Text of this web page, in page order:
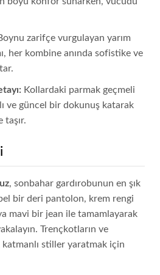
zarifçe vurgulayan yarım
her kombine anında sofistike ve
Kollardaki parmak geçmeli
ve güncel bir dokunuş katarak
taşır.
, sonbahar gardırobunun en şık
bir deri pantolon, krem rengi
mavi bir jean ile tamamlayarak
Trençkotların ve
stiller yaratmak için